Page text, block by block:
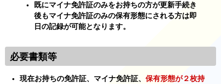
既にマイナ免許証のみをお持ちの方が更新手続き
後もマイナ免許証のみの保有形態にされる方は即
日の記録が可能となります。
必要書類等
現在お持ちの免許証、マイナ免許証、 保有形態が２枚持